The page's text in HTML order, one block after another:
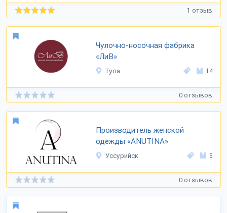
1 отзыв
Чулочно-носочная фабрика
«ЛиВ»
Тула 14
0 отзывов
Производитель женской
одежды «ANUTINA»
Уссурийск 5
0 отзывов